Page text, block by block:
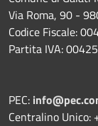
Via Roma, 90 -
Codice Fiscale:
Partita IVA:
PEC:
Centralino